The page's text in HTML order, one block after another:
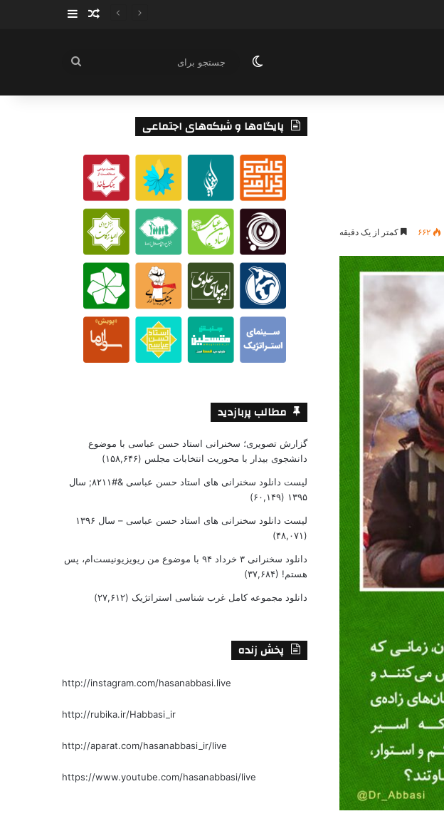
نوشته تصادفی
سایدبار
تغییر پوسته
جستجو
۶۶۲ کمتر از یک دقیقه
پایگاه‌ها و شبکه‌های اجتماعی
مطالب پربازدید
گزارش تصویری؛ سخنرانی استاد حسن عباسی با موضوع
دانشجوی بیدار با محوریت انتخابات مجلس (۱۵۸,۶۴۶)
لیست دانلود سخنرانی های استاد حسن عباسی &#۸۲۱۱; سال
۱۳۹۵ (۶۰,۱۴۹)
لیست دانلود سخنرانی های استاد حسن عباسی – سال ۱۳۹۶
(۴۸,۰۷۱)
دانلود سخنرانی ۳ خرداد ۹۴ با موضوع من ریویزیونیست‌ام، پس
هستم! (۳۷,۶۸۴)
دانلود مجموعه کامل غرب شناسی استراتژیک (۲۷,۶۱۲)
پخش زنده
http://instagram.com/hasanabbasi.live
http://rubika.ir/Habbasi_ir
http://aparat.com/hasanabbasi_ir/live
https://www.youtube.com/hasanabbasi/live